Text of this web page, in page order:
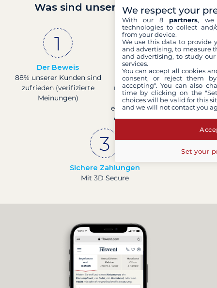
Was sind unsere Garantien?
Der Beweis
88% unserer Kunden sind
zufrieden (verifizierte
Meinungen)
Französisches
Unternehmen
mit solider finanzieller
Basis, bestätigt durch
eine Bonitätsbewertung
der Banque de France.
Sichere Zahlungen
Mit 3D Secure
We respect your
With our 8 partners, we
technologies to collect
from your device.
We use this data to provide
and advertising, to measure
and advertising, to study
services.
You can accept all cookies
consent, or reject them
accepting". You can also
time by clicking on the
choices will be valid for this
and we will not contact you
Set your